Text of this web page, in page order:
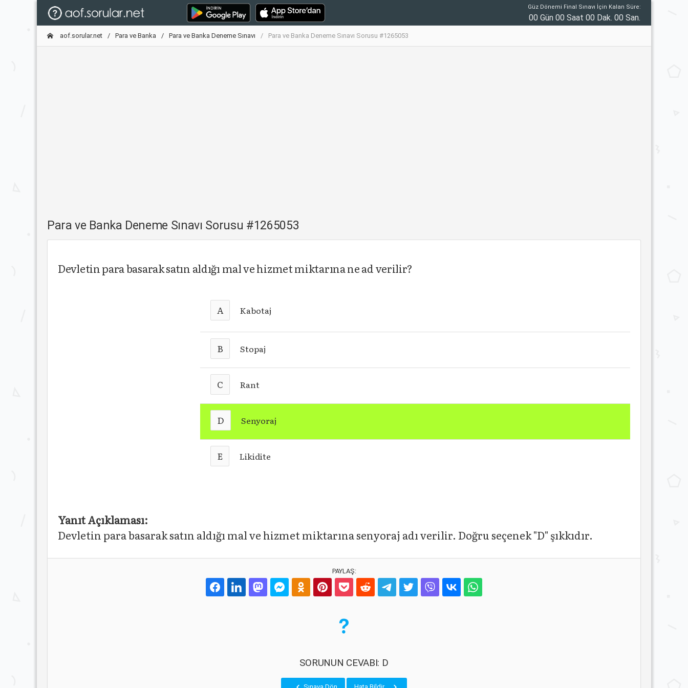
Güz Dönemi Final Sınavı İçin Kalan Süre:
00 Gün 00 Saat 00 Dak. 00 San.
aof.sorular.net Para ve Banka Para ve Banka Deneme Sınavı Para ve Banka Deneme Sınavı Sorusu #1265053
Para ve Banka Deneme Sınavı Sorusu #1265053
Devletin para basarak satın aldığı mal ve hizmet miktarına ne ad verilir?
A Kabotaj
B Stopaj
C Rant
D Senyoraj
E Likidite
Yanıt Açıklaması:
Devletin para basarak satın aldığı mal ve hizmet miktarına senyoraj adı verilir. Doğru seçenek "D" şıkkıdır.
PAYLAŞ:
SORUNUN CEVABI: D